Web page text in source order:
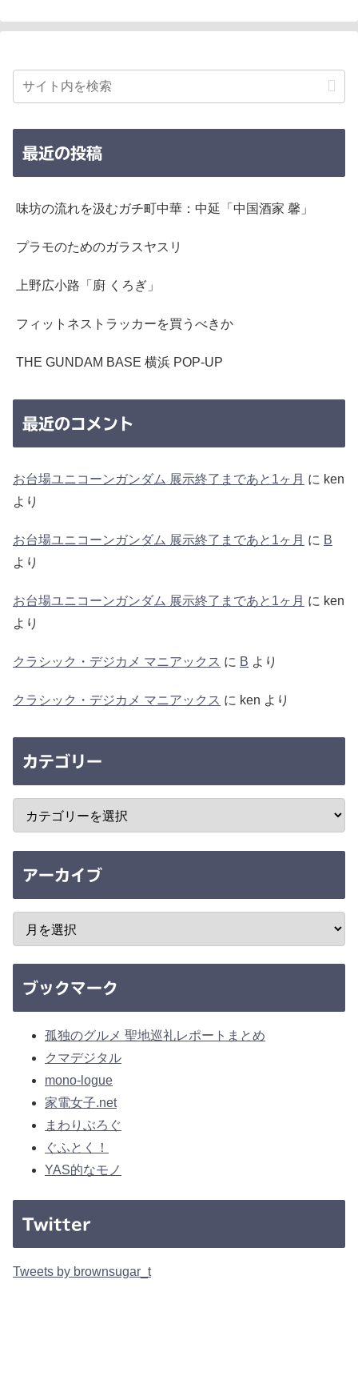
最近の投稿
味坊の流れを汲むガチ町中華：中延「中国酒家 馨」
プラモのためのガラスヤスリ
上野広小路「廚 くろぎ」
フィットネストラッカーを買うべきか
THE GUNDAM BASE 横浜 POP-UP
最近のコメント
お台場ユニコーンガンダム 展示終了まであと1ヶ月 に ken
より
お台場ユニコーンガンダム 展示終了まであと1ヶ月 に B
より
お台場ユニコーンガンダム 展示終了まであと1ヶ月 に ken
より
クラシック・デジカメ マニアックス に B より
クラシック・デジカメ マニアックス に ken より
カテゴリー
アーカイブ
ブックマーク
孤独のグルメ 聖地巡礼レポートまとめ
クマデジタル
mono-logue
家電女子.net
まわりぶろぐ
ぐふとく！
YAS的なモノ
Twitter
Tweets by brownsugar_t